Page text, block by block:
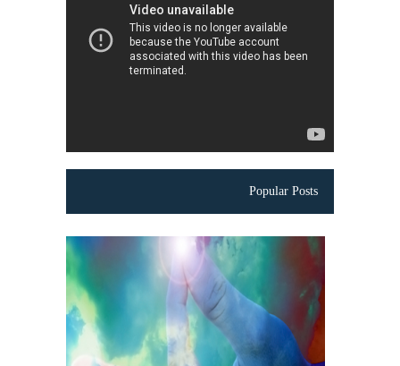
Popular Posts